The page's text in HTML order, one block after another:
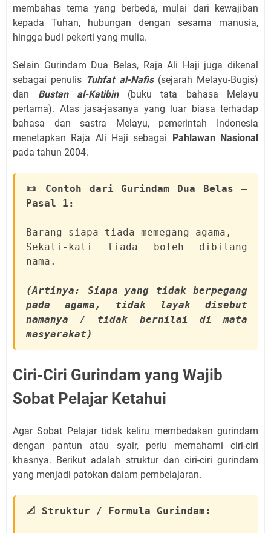
membahas tema yang berbeda, mulai dari kewajiban
kepada Tuhan, hubungan dengan sesama manusia,
hingga budi pekerti yang mulia.
Selain Gurindam Dua Belas, Raja Ali Haji juga dikenal
sebagai penulis Tuhfat al-Nafis(sejarah Melayu-Bugis)
dan Bustan al-Katibin(buku tata bahasa Melayu
pertama). Atas jasa-jasanya yang luar biasa terhadap
bahasa dan sastra Melayu, pemerintah Indonesia
menetapkan Raja Ali Haji sebagai Pahlawan Nasional
pada tahun 2004.
📜 Contoh dari Gurindam Dua Belas —
Pasal 1:
Barang siapa tiada memegang agama,
Sekali-kali tiada boleh dibilang
nama.
(Artinya: Siapa yang tidak berpegang
pada agama, tidak layak disebut
namanya / tidak bernilai di mata
masyarakat)
Ciri-Ciri Gurindam yang Wajib
Sobat Pelajar Ketahui
Agar Sobat Pelajar tidak keliru membedakan gurindam
dengan pantun atau syair, perlu memahami ciri-ciri
khasnya. Berikut adalah struktur dan ciri-ciri gurindam
yang menjadi patokan dalam pembelajaran.
📐 Struktur / Formula Gurindam: